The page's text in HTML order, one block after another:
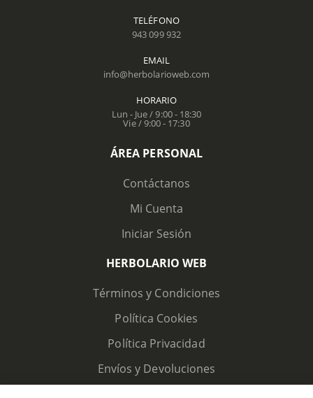
TELÉFONO
943 099 932
EMAIL
info@herbolarioweb.com
HORARIO
Lun - Jue / 9:00 - 18:30
Vie / 9:00 - 17:30
ÁREA PERSONAL
Contáctanos
Mi Cuenta
Iniciar Sesión
HERBOLARIO WEB
Términos y Condiciones
Política Cookies
Política Privacidad
Envíos y Devoluciones